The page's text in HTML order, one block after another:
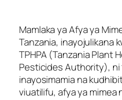
Mamlaka ya Afya ya
Tanzania, inayojulikana
TPHPA (Tanzania Plant
Pesticides Authority), ni
inayosimamia na
viuatilifu, afya ya mimea